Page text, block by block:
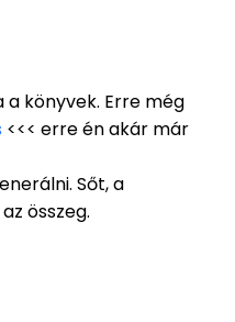
könyvek. Erre még
<<< erre én akár már
Sőt, a
összeg.